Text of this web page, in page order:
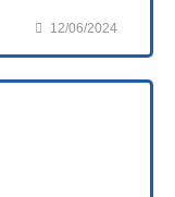
12/06/2024